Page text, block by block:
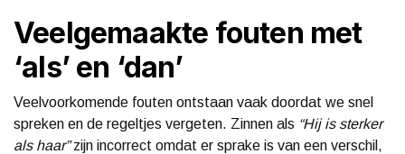
Veelgemaakte fouten met
‘als’ en ‘dan’
Veelvoorkomende fouten ontstaan vaak doordat we snel
spreken en de regeltjes vergeten. Zinnen als “Hij is sterker
als haar”zijn incorrect omdat er sprake is van een verschil,